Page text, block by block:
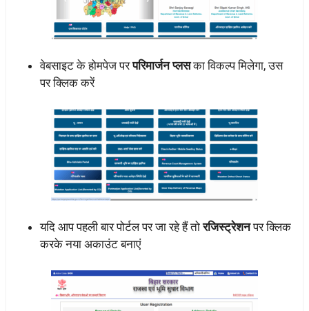
वेबसाइट के होमपेज परपरिमार्जन प्लसका विकल्प मिलेगा, उस
पर क्लिक करें
यदि आप पहली बार पोर्टल पर जा रहे हैं तोरजिस्ट्रेशनपर क्लिक
करके नया अकाउंट बनाएं